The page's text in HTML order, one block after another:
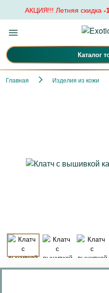
АКЦИЯ!!! Летняя скидка -
Каталог
Главная Изделия из кожи